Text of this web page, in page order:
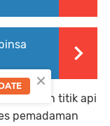
titik api
pemadaman
×